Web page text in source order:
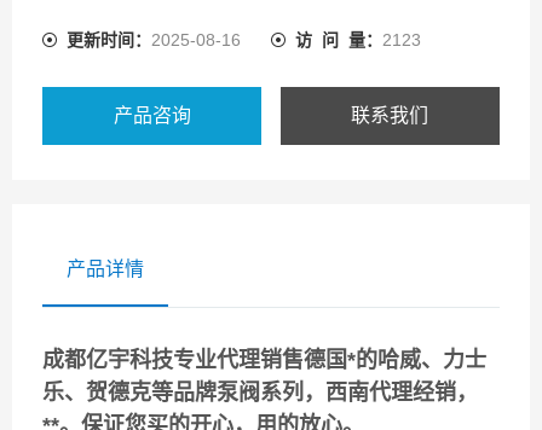
更新时间： 2025-08-16 访 问 量： 2123
产品咨询 联系我们
产品详情
成都亿宇科技专业代理销售德国*的哈威、 力士
乐、贺德克等品牌泵阀系列，西南代理经销，
**。保证您买的开心，用的放心。